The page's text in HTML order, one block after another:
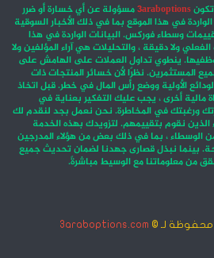
3araboptionsمسؤولة عن أي خسارة أو ضرر
في هذا الموقع بما في ذلك الأخبار السوقية
وسطاء فوركس. البيانات الواردة في هذا
ولا دقيقة ، والتحليلات هي آراء المؤلفين ولا
ينطوي تداول العملات على الهامش على
المستثمرين. نظرًا لأن خسائر المنتجات ذات
الأولية ووضع رأس المال في خطر. قبل اتخاذ
مالية أخرى ، يجب عليك التفكير بعناية في
ورغبتك في المخاطرة. نحن نعمل بجد لنقدم لك
نقوم بتقييمهم. لتزويدك بهذه الخدمة
الوسطاء ، بما في ذلك بعض من هؤلاء المدرجين
بينما نبذل قصارى جهدنا لضمان تحديث جميع
من معلوماتنا مع الوسيط مباشرةً.
محفوظة لـ © 3araboptions.com